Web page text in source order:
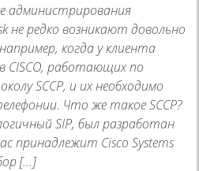
администрирования
не редко возникают довольно
когда у клиента
CISCO, работающих по
SCCP, и их необходимо
Что же такое SCCP?
SIP, был разработан
принадлежит Cisco Systems
[…]